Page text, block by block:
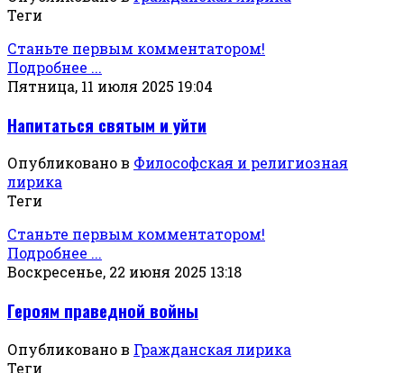
Теги
Станьте первым комментатором!
Подробнее ...
Пятница, 11 июля 2025 19:04
Напитаться святым и уйти
Опубликовано в Философская и религиозная
лирика
Теги
Станьте первым комментатором!
Подробнее ...
Воскресенье, 22 июня 2025 13:18
Героям праведной войны
Опубликовано в Гражданская лирика
Теги